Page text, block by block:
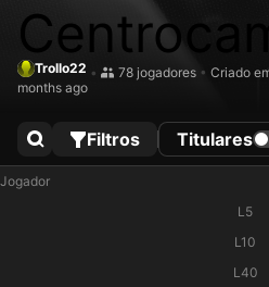
ropa
Trollo22 • 78 jogadores • Criado
months ago
Filtros Titulares
Jogador
L5
L10
L40